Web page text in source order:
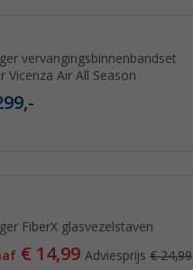
vervangingsbinnenbandset
Vicenza Air All Season
FiberX glasvezelstaven
€ 14,99Adviesprijs€ 24,99